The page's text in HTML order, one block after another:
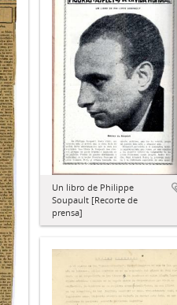
Un libro de Philippe
Soupault [Recorte de
prensa]